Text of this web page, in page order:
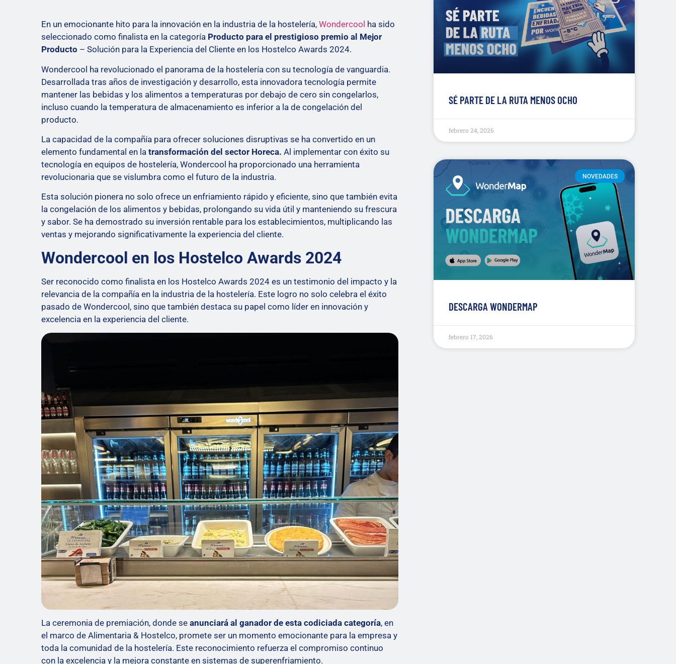
En un emocionante hito para la innovación en la industria de la hostelería, Wondercool ha sido
seleccionado como finalista en la categoría Producto para el prestigioso premio al Mejor
Producto – Solución para la Experiencia del Cliente en los Hostelco Awards 2024.
Wondercool ha revolucionado el panorama de la hostelería con su tecnología de vanguardia.
Desarrollada tras años de investigación y desarrollo, esta innovadora tecnología permite
mantener las bebidas y los alimentos a temperaturas por debajo de cero sin congelarlos,
incluso cuando la temperatura de almacenamiento es inferior a la de congelación del
producto.
La capacidad de la compañía para ofrecer soluciones disruptivas se ha convertido en un
elemento fundamental en la transformación del sector Horeca. Al implementar con éxito su
tecnología en equipos de hostelería, Wondercool ha proporcionado una herramienta
revolucionaria que se vislumbra como el futuro de la industria.
Esta solución pionera no solo ofrece un enfriamiento rápido y eficiente, sino que también evita
la congelación de los alimentos y bebidas, prolongando su vida útil y manteniendo su frescura
y sabor. Se ha demostrado su inversión rentable para los establecimientos, multiplicando las
ventas y mejorando significativamente la experiencia del cliente.
Wondercool en los Hostelco Awards 2024
Ser reconocido como finalista en los Hostelco Awards 2024 es un testimonio del impacto y la
relevancia de la compañía en la industria de la hostelería. Este logro no solo celebra el éxito
pasado de Wondercool, sino que también destaca su papel como líder en innovación y
excelencia en la experiencia del cliente.
La ceremonia de premiación, donde se anunciará al ganador de esta codiciada categoría, en
el marco de Alimentaria & Hostelco, promete ser un momento emocionante para la empresa y
toda la comunidad de la hostelería. Este reconocimiento refuerza el compromiso continuo
con la excelencia y la mejora constante en sistemas de superenfriamiento.
SÉ PARTE DE LA RUTA MENOS OCHO
febrero 24, 2026
NOVEDADES
DESCARGA WONDERMAP
febrero 17, 2026